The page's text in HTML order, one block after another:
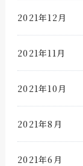
2021年12月
2021年11月
2021年10月
2021年8月
2021年6月